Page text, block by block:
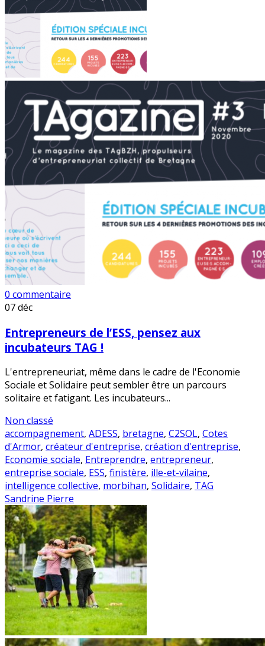
0 commentaire
07déc
Entrepreneurs de l’ESS, pensez aux
incubateurs TAG !
L'entrepreneuriat, même dans le cadre de l'Economie
Sociale et Solidaire peut sembler être un parcours
solitaire et fatigant. Les incubateurs...
Non classé
accompagnement, ADESS, bretagne, C2SOL, Cotes
d'Armor, créateur d'entreprise, création d'entreprise,
Economie sociale, Entreprendre, entrepreneur,
entreprise sociale, ESS, finistère, ille-et-vilaine,
intelligence collective, morbihan, Solidaire, TAG
Sandrine Pierre